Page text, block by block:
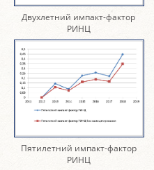
Двухлетний импакт-фактор
РИНЦ
Пятилетний импакт-фактор
РИНЦ